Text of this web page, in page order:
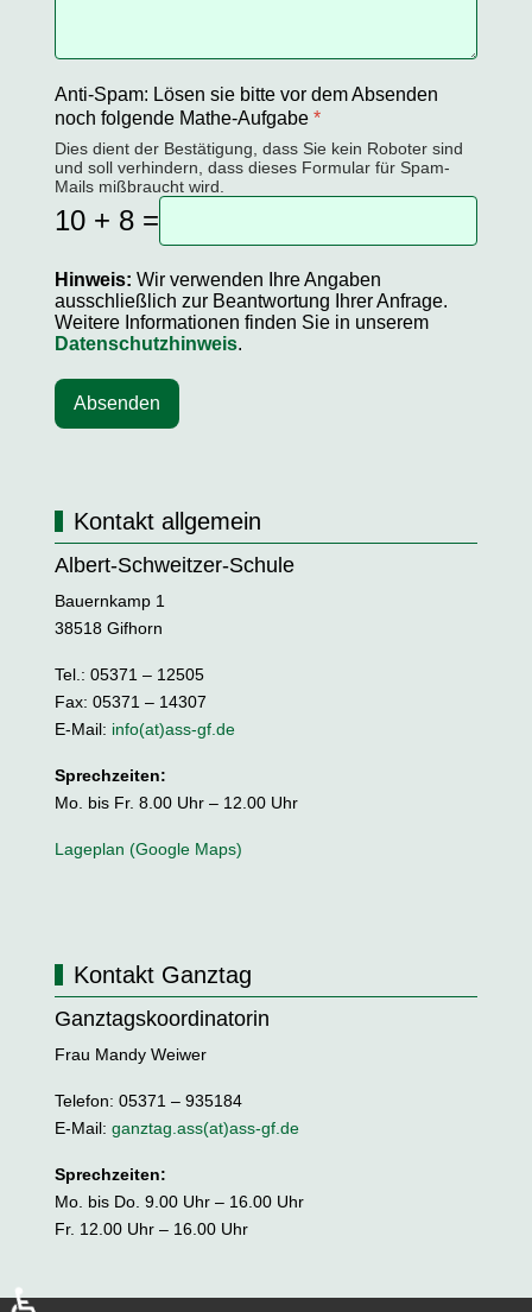
Anti-Spam: Lösen sie bitte vor dem Absenden
noch folgende Mathe-Aufgabe*
Dies dient der Bestätigung, dass Sie kein Roboter sind
und soll verhindern, dass dieses Formular für Spam-
Mails mißbraucht wird.
10 + 8 =
Hinweis: Wir verwenden Ihre Angaben
ausschließlich zur Beantwortung Ihrer Anfrage.
Weitere Informationen finden Sie in unserem
Datenschutzhinweis.
Absenden
Kontakt allgemein
Albert-Schweitzer-Schule
Bauernkamp 1
38518 Gifhorn
Tel.: 05371 – 12505
Fax: 05371 – 14307
E-Mail: info(at)ass-gf.de
Sprechzeiten:
Mo. bis Fr. 8.00 Uhr – 12.00 Uhr
Lageplan (Google Maps)
Kontakt Ganztag
Ganztagskoordinatorin
Frau Mandy Weiwer
Telefon: 05371 – 935184
E-Mail:ganztag.ass(at)ass-gf.de
Sprechzeiten:
Mo. bis Do. 9.00 Uhr – 16.00 Uhr
Fr. 12.00 Uhr – 16.00 Uhr